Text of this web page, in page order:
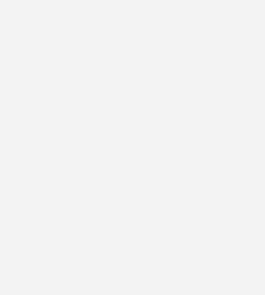
mit dem